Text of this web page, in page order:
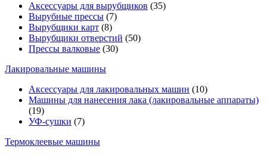
Аксессуары для вырубщиков (35)
Вырубные прессы (7)
Вырубщики карт (8)
Вырубщики отверстий (50)
Прессы валковые (30)
Лакировальные машины
Аксессуары для лакировальных машин (10)
Машины для нанесения лака (лакировальные аппараты)
(19)
УФ-сушки (7)
Термоклеевые машины